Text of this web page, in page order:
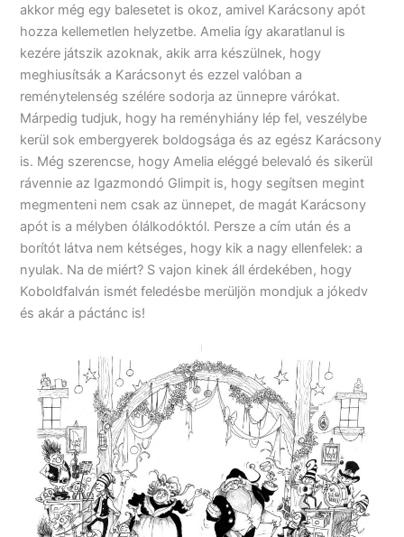
akkor még egy balesetet is okoz, amivel Karácsony apót
hozza kellemetlen helyzetbe. Amelia így akaratlanul is
kezére játszik azoknak, akik arra készülnek, hogy
meghiusítsák a Karácsonyt és ezzel valóban a
reménytelenség szélére sodorja az ünnepre várókat.
Márpedig tudjuk, hogy ha reményhiány lép fel, veszélybe
kerül sok embergyerek boldogsága és az egész Karácsony
is. Még szerencse, hogy Amelia eléggé belevaló és sikerül
rávennie az Igazmondó Glimpit is, hogy segítsen megint
megmenteni nem csak az ünnepet, de magát Karácsony
apót is a mélyben ólálkodóktól. Persze a cím után és a
borítót látva nem kétséges, hogy kik a nagy ellenfelek: a
nyulak. Na de miért? S vajon kinek áll érdekében, hogy
Koboldfalván ismét feledésbe merüljön mondjuk a jókedv
és akár a páctánc is!